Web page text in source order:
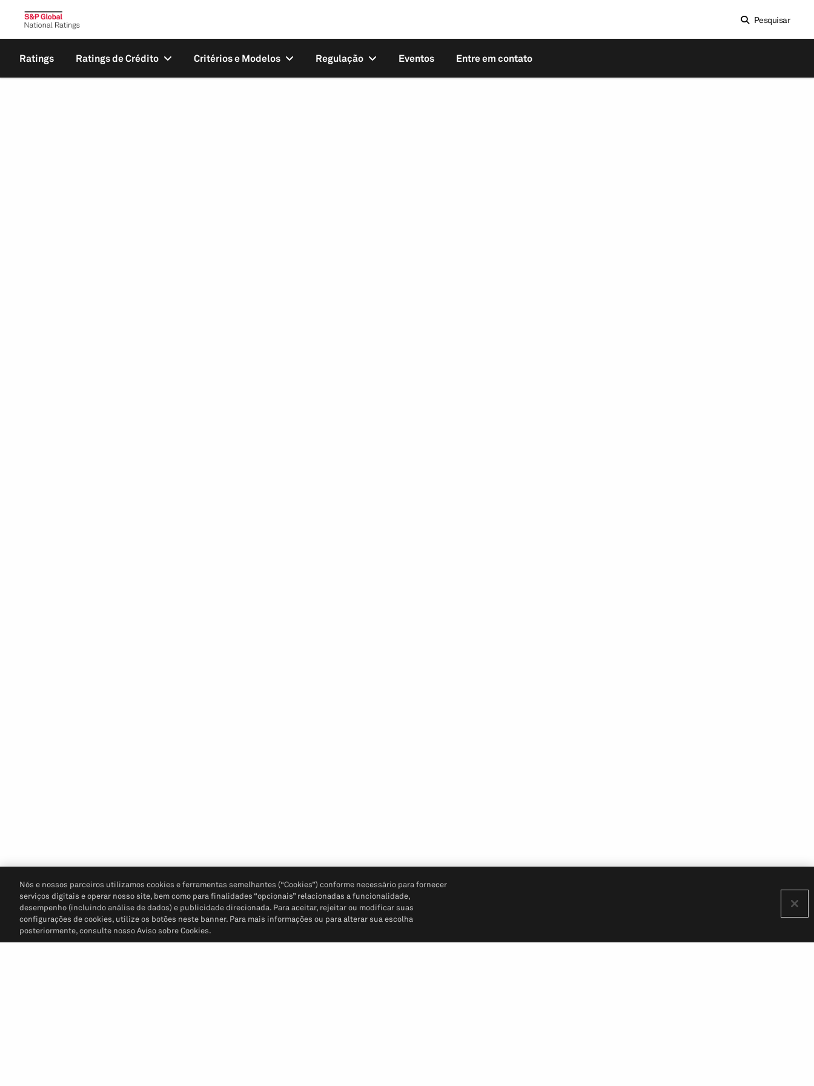
Pesquisar
Ratings Ratings de Crédito Critérios e Modelos Regulação Eventos Entre em contato
Nós e nossos parceiros utilizamos cookies e ferramentas semelhantes (“Cookies”) conforme necessário para fornecer
serviços digitais e operar nosso site, bem como para finalidades “opcionais” relacionadas a funcionalidade,
desempenho (incluindo análise de dados) e publicidade direcionada. Para aceitar, rejeitar ou modificar suas
configurações de cookies, utilize os botões neste banner. Para mais informações ou para alterar sua escolha
posteriormente, consulte nosso Aviso sobre Cookies.